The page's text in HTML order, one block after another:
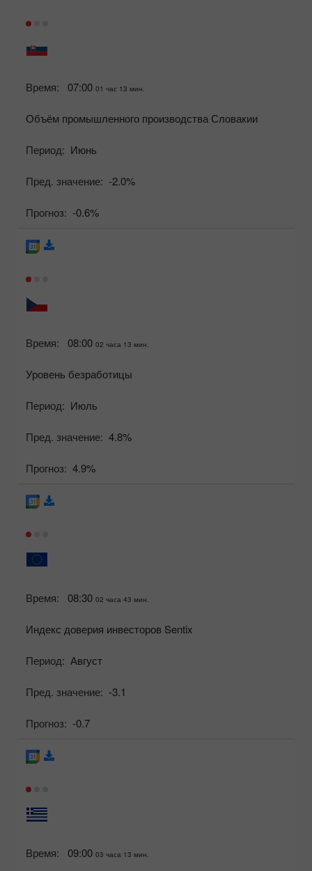
Время: 07:00 01 час 13 мин.
Объём промышленного производства Словакии
Период: Июнь
Пред. значение: -2.0%
Прогноз: -0.6%
Время: 08:00 02 часа 13 мин.
Уровень безработицы
Период: Июль
Пред. значение: 4.8%
Прогноз: 4.9%
Время: 08:30 02 часа 43 мин.
Индекс доверия инвесторов Sentix
Период: Август
Пред. значение: -3.1
Прогноз: -0.7
Время: 09:00 03 часа 13 мин.